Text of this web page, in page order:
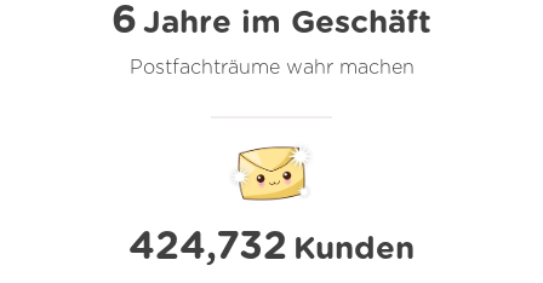
6 Jahre im Geschäft
Postfachträume wahr machen
424,732 Kunden